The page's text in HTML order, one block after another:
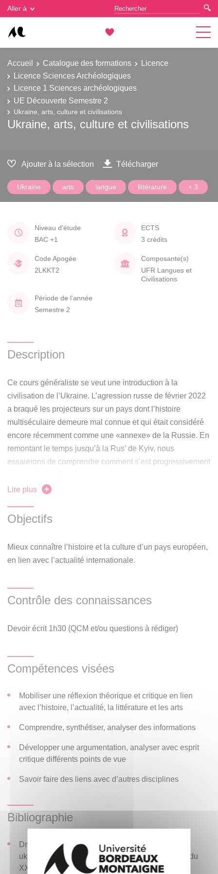
Aller à
Accueil Catalogue des formations
Licence
Licence Sciences Archéologiques
Licence 1 Sciences archéologiques
UE Découverte Semestre 2
Ukraine, arts, culture et civilisations
Ukraine, arts, culture et civilisations
Ajouter à la sélection Télécharger
Ukraine arts langue littérature + 3
Niveau d'étude
BAC +1
ECTS
3 crédits
Code Apogée
2LKKT2
Composante(s)
UFR Langues et
Civilisations
Période de l'année
Semestre 2
Description
Ce cours généraliste se veut une introduction à la
civilisation de l’Ukraine. L’agression russe de février 2022
a braqué les projecteurs sur un pays dont l’histoire
multiséculaire demeure mal connue et qui était considéré
encore récemment comme une «annexe» de la Russie. En
remontant le temps jusqu’à la Rus’ de Kyiv, nous
essaierons de comprendre comment s’est progressivement
s’est incarnée dans la littérature et les arts ainsi que dans
mémoire. Nous nous intéresserons aussi à la question du
bilinguisme (ou du plurilinguisme) dans la société
et reviendrons sur quelques controverses d’interprétation
Lire plus
Objectifs
Mieux connaître l’histoire et la culture d’un pays européen,
en lien avec l’actualité internationale.
Contrôle des connaissances
Devoir écrit 1h30 (QCM et/ou questions à rédiger)
Compétences visées
Mobiliser une réflexion théorique et critique en lien
avec l’histoire, l’actualité, la littérature et les arts
Comprendre, synthétiser, analyser des informations
Développer une argumentation, analyser avec esprit
critique différents points de vue
Savoir faire des liens avec d’autres disciplines
Bibliographie
Dmytrychyn, Iryna. L’Ukraine vue par les écrivains
ukrainiens. De la fin du XIXe à la première moitié du
XXe siècle. Paris, L’Harmattan, 2006.
Gestion des cookies